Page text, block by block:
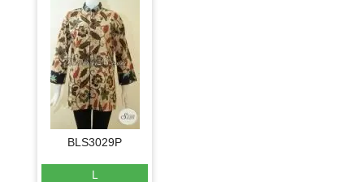
BLS3029P
L